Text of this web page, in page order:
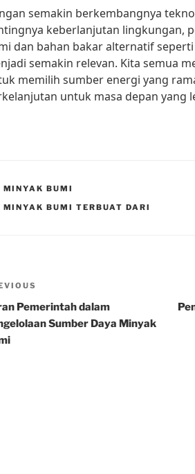
semakin berkembangnya
keberlanjutan lingkungan,
dan bahan bakar alternatif
semakin relevan. Kita semua
memilih sumber energi yang
untuk masa depan yang
CATEGORIES
MINYAK BUMI
TAGS
MINYAK BUMI TERBUAT DARI
Pemerintah dalam
Sumber Daya Minyak